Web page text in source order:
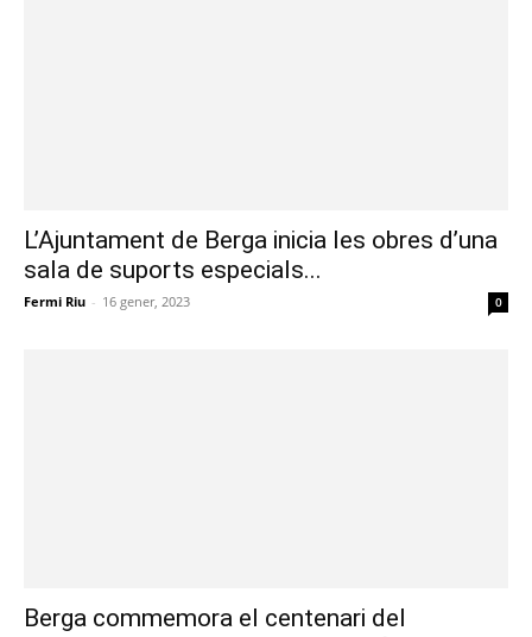
L’Ajuntament de Berga inicia les obres d’una
sala de suports especials...
Fermi Riu - 16 gener, 2023 0
Berga commemora el centenari del